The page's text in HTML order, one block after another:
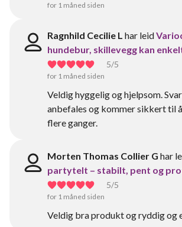
for 1 måned siden
Ragnhild Cecilie L har leid
hundebur, skillevegg kan
5/5
for 1 måned siden
Veldig hyggelig og hjelpsom.
anbefales og kommer sikkert til
flere ganger.
Morten Thomas Collier G har
partytelt – stabilt, pent og
5/5
for 1 måned siden
Veldig bra produkt og ryddig og